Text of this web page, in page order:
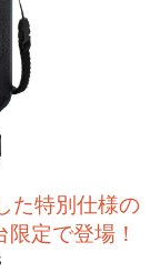
た特別仕様の
限定で登場！